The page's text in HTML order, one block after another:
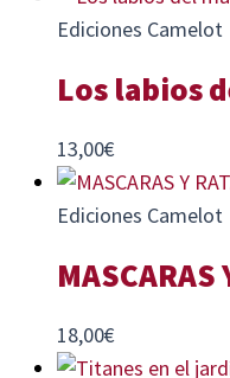
Ediciones Camelot
Los labios
13,00€
Ediciones Camelot
MASCARAS
18,00€